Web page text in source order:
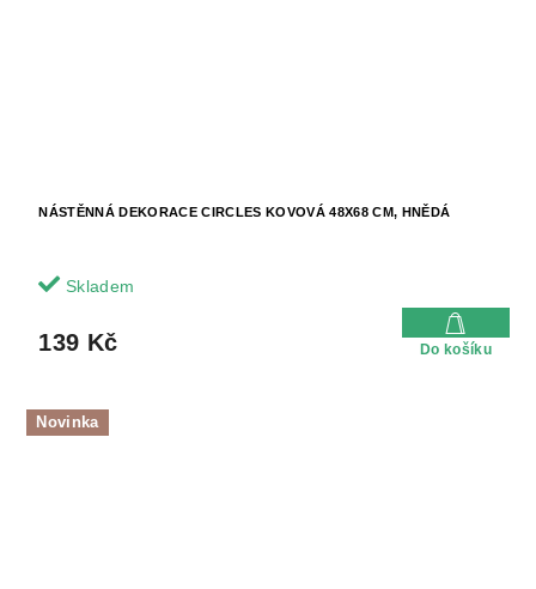
NÁSTĚNNÁ DEKORACE CIRCLES KOVOVÁ 48X68 CM, HNĚDÁ
Skladem
139 Kč Do košíku
Novinka